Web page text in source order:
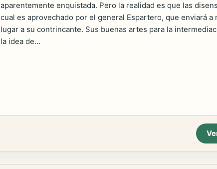
aparentemente enquistada. Pero la realidad es que las
cual es aprovechado por el general Espartero, que enviará
lugar a su contrincante. Sus buenas artes para la
la idea de...